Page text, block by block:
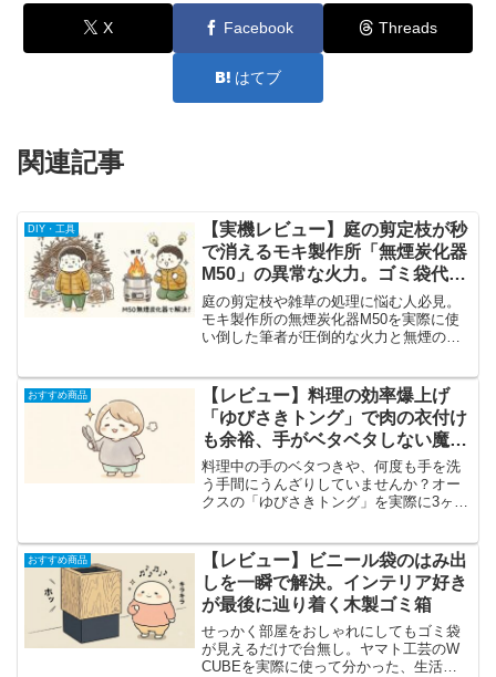
X Facebook Threads
はてブ
関連記事
DIY・工具
【実機レビュー】庭の剪定枝が秒
で消えるモキ製作所「無煙炭化器
M50」の異常な火力。ゴミ袋代へ
の課金は今日で終わり。
庭の剪定枝や雑草の処理に悩む人必見。
モキ製作所の無煙炭化器M50を実際に使
い倒した筆者が圧倒的な火力と無煙の仕
おすすめ商品
【レビュー】料理の効率爆上げ
「ゆびさきトング」で肉の衣付け
も余裕、手がベタベタしない魔法
の一本
料理中の手のベタつきや、何度も手を洗
う手間にうんざりしていませんか？オー
クスの「ゆびさきトング」を実際に3ヶ月
熱く語ります。
おすすめ商品
【レビュー】ビニール袋のはみ出
しを一瞬で解決。インテリア好き
が最後に辿り着く木製ゴミ箱
せっかく部屋をおしゃれにしてもゴミ袋
が見えるだけで台無し。ヤマト工芸のW
CUBEを実際に使って分かった、生活感